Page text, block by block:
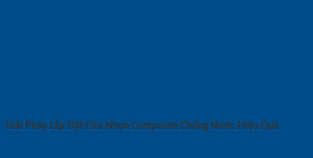
Giải Pháp Lắp Đặt Cửa Nhựa Composite Chống Nước Hiệu Quả